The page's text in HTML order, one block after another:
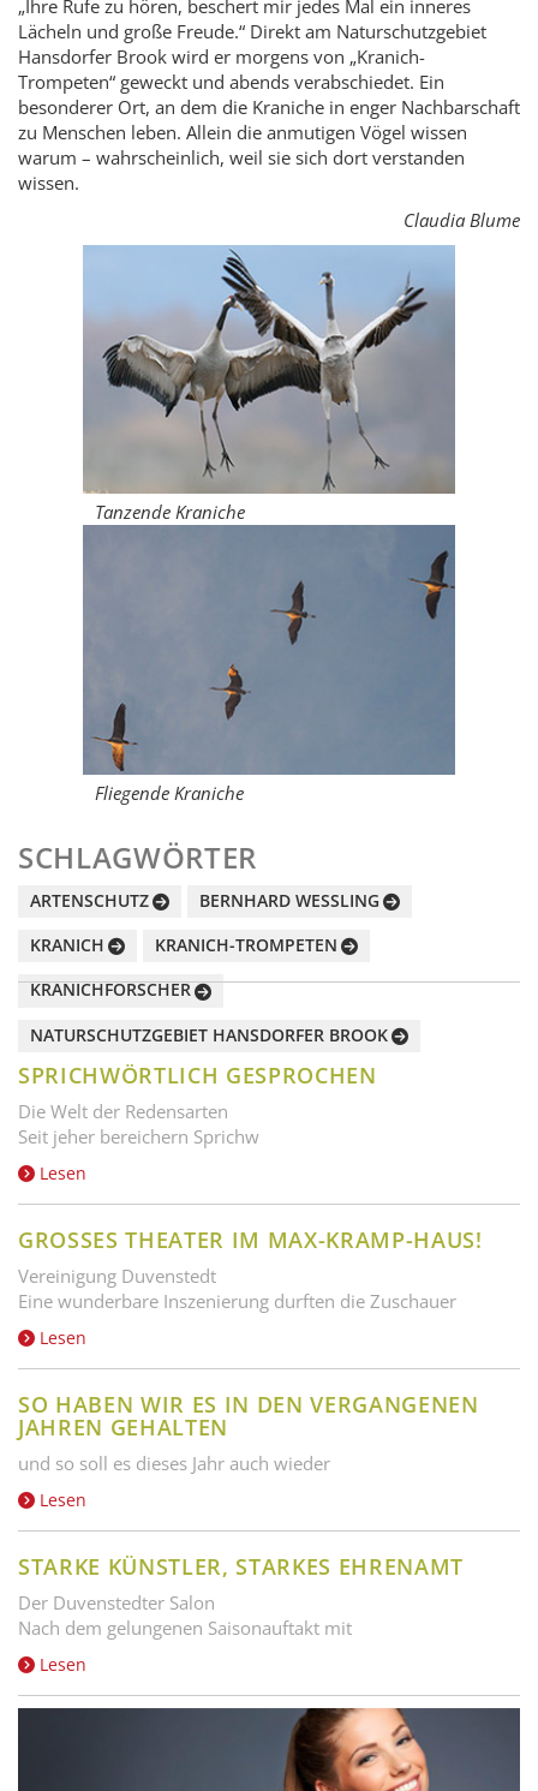
„Ihre Rufe zu hören, beschert mir jedes Mal ein inneres
Lächeln und große Freude.“ Direkt am Naturschutzgebiet
Hansdorfer Brook wird er morgens von „Kranich-
Trompeten“ geweckt und abends verabschiedet. Ein
besonderer Ort, an dem die Kraniche in enger Nachbarschaft
zu Menschen leben. Allein die anmutigen Vögel wissen
warum – wahrscheinlich, weil sie sich dort verstanden
wissen.
Claudia Blume
Tanzende Kraniche
Fliegende Kraniche
SCHLAGWÖRTER
ARTENSCHUTZ
BERNHARD WESSLING
KRANICH
KRANICH-TROMPETEN
KRANICHFORSCHER
NATURSCHUTZGEBIET HANSDORFER BROOK
SPRICHWÖRTLICH GESPROCHEN
Die Welt der Redensarten
Seit jeher bereichern Sprichw
Lesen
GROSSES THEATER IM MAX-KRAMP-HAUS!
Vereinigung Duvenstedt
Eine wunderbare Inszenierung durften die Zuschauer
Lesen
SO HABEN WIR ES IN DEN VERGANGENEN
JAHREN GEHALTEN
und so soll es dieses Jahr auch wieder
Lesen
STARKE KÜNSTLER, STARKES EHRENAMT
Der Duvenstedter Salon
Nach dem gelungenen Saisonauftakt mit
Lesen